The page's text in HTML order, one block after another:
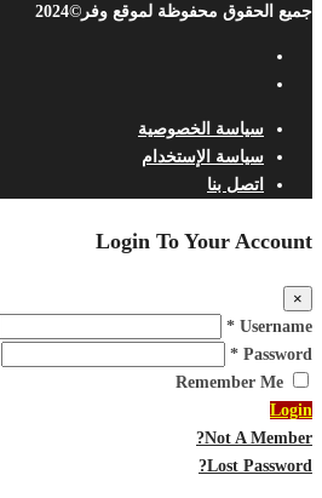
جميع الحقوق محفوظة لموقع وفر©2024
سياسة الخصوصية
سياسة الإستخدام
اتصل بنا
Login To Your Account
×
Username *
Password *
Remember Me
Login
Not A Member?
Lost Password?